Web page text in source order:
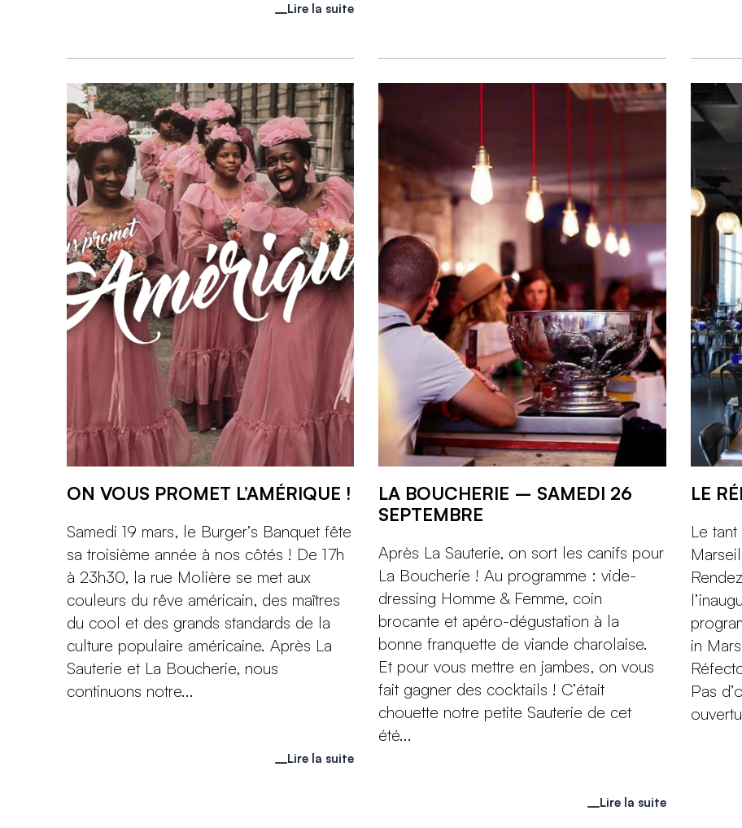
Lire la suite
ON VOUS PROMET L’AMÉRIQUE !
Samedi 19 mars, le Burger’s Banquet fête
sa troisième année à nos côtés ! De 17h
à 23h30, la rue Molière se met aux
couleurs du rêve américain, des maîtres
du cool et des grands standards de la
culture populaire américaine. Après La
Sauterie et La Boucherie, nous
continuons notre...
Lire la suite
LA BOUCHERIE – SAMEDI 26
SEPTEMBRE
Après La Sauterie, on sort les canifs pour
La Boucherie ! Au programme : vide-
dressing Homme & Femme, coin
brocante et apéro-dégustation à la
bonne franquette de viande charolaise.
Et pour vous mettre en jambes, on vous
fait gagner des cocktails ! C’était
chouette notre petite Sauterie de cet
été...
Lire la suite
LE
Le
in
Pas